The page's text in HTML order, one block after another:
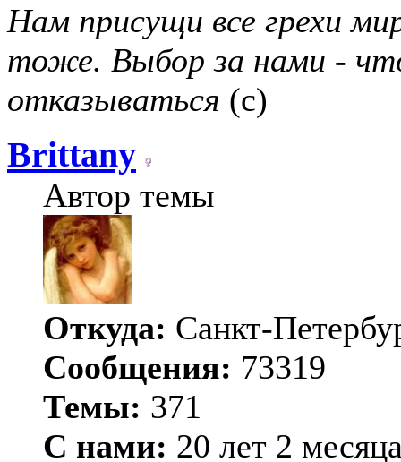
Нам присущи все грехи
тоже. Выбор за нами -
отказываться (с)
Brittany
Автор темы
Откуда: Санкт-
Сообщения: 73319
Темы: 371
С нами: 20 лет 2